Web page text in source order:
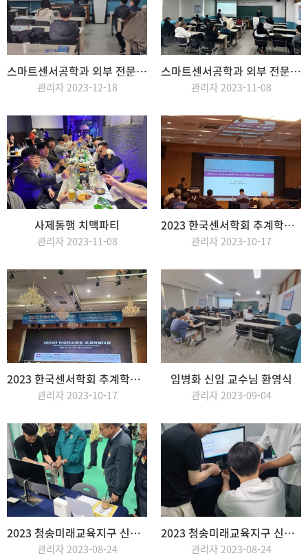
스마트센서공학과 외부 전문가 초청 강연-센서와 4차산업 [LINC3.0사업단]
관리자 2023-12-18
스마트센서공학과 외부 전문가 초청 강연-스마트홈관리사 [LINC3.0사업단]
관리자 2023-11-08
사제동행 치맥파티
관리자 2023-11-08
2023 한국센서학회 추계학술대회 참가 (2)
관리자 2023-10-17
2023 한국센서학회 추계학술대회 참가 (1)
관리자 2023-10-17
임병화 신임 교수님 환영식
관리자 2023-09-04
2023 청송미래교육지구 신산업 진로체험 및 진로박람회 홍보 부스 설치 (4)
관리자 2023-08-24
2023 청송미래교육지구 신산업 진로체험 및 진로박람회 홍보 부스 설치 (3)
관리자 2023-08-24